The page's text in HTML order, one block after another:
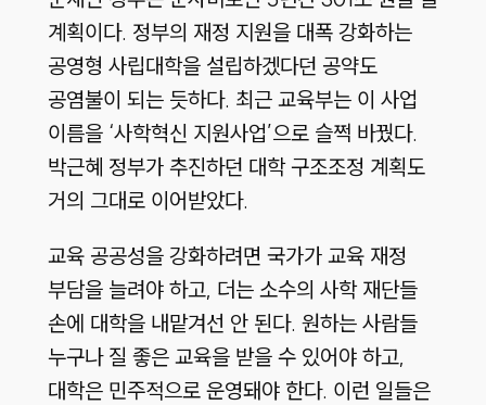
계획이다. 정부의 재정 지원을 대폭 강화하는
공영형 사립대학을 설립하겠다던 공약도
공염불이 되는 듯하다. 최근 교육부는 이 사업
이름을 ‘사학혁신 지원사업’으로 슬쩍 바꿨다.
박근혜 정부가 추진하던 대학 구조조정 계획도
거의 그대로 이어받았다.
교육 공공성을 강화하려면 국가가 교육 재정
부담을 늘려야 하고, 더는 소수의 사학 재단들
손에 대학을 내맡겨선 안 된다. 원하는 사람들
누구나 질 좋은 교육을 받을 수 있어야 하고,
대학은 민주적으로 운영돼야 한다. 이런 일들은